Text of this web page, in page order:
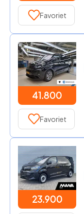
Favoriet
41.800
Favoriet
23.900